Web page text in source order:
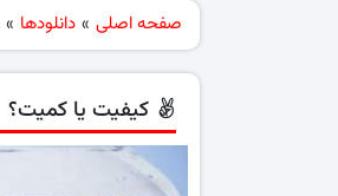
صفحه اصلی » دانلودها »
کیفیت یا کمیت؟